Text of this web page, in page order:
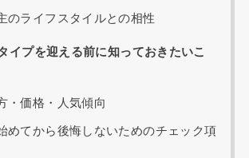
のライフスタイルとの相性
イプを迎える前に知っておきたいこ
・価格・人気傾向
めてから後悔しないためのチェック項